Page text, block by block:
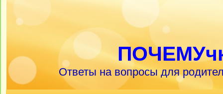
Ответы на вопросы для